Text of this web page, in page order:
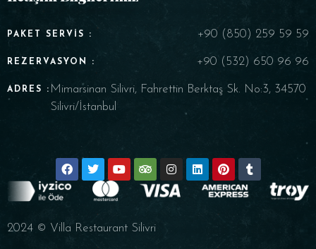
PAKET SERVIS : +90 (850) 259 59 59
REZERVASYON : +90 (532) 650 96 96
ADRES : Mimarsinan Silivri, Fahrettin Berktaş Sk. No:3, 34570
Silivri/İstanbul
2024 © Villa Restaurant Silivri